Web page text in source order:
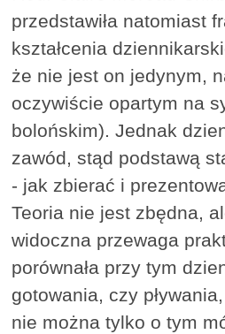
przedstawiła natomiast
kształcenia
że nie jest on jedynym,
oczywiście opartym na
bolońskim). Jednak
zawód, stąd podstawą
- jak zbierać i
Teoria nie jest zbędna,
widoczna przewaga
porównała przy tym
gotowania, czy
nie można tylko o tym